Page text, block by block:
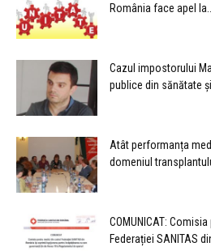
România face apel
Cazul impostorului
publice din sănătate
Atât performanța
domeniul
COMUNICAT:
Federației SANITAS